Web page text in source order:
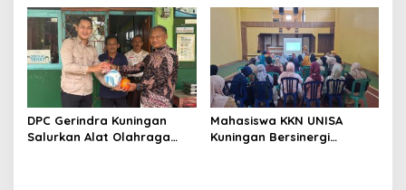
KKN UIN Sunan Kalijaga di
Sagaranten
Momentum Cetak Generasi
Emas
DPC Gerindra Kuningan
Salurkan Alat Olahraga
Mahasiswa KKN UNISA
Kuningan Bersinergi